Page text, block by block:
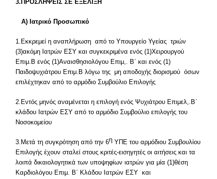
3.ΠΡΟΣΛΗΨΕΙΣ ΣΕ ΕΞΕΛΙΞΗ
Α) Ιατρικό Προσωπικό
1.Εκκρεμεί η αναπλήρωση από το Υπουργείο Υγείας τριών
(3)ακόμη Ιατρών ΕΣΥ και συγκεκριμένα ενός (1)Χειρουργού
Επιμ.Β ενός (1)Αναισθησιολόγου Επιμ,. Β΄ και ενός (1)
Παιδοψυχιάτρου Επιμ.Β λόγω της μη αποδοχής διορισμού όσων
επιλέχτηκαν από το αρμόδιο Συμβούλιο Επιλογής
2.Εντός μηνός αναμένεται η επιλογή ενός Ψυχιάτρου Επιμελ,.Β΄
κλάδου Ιατρών ΕΣΥ από το αρμόδιο Συμβούλιο επιλογής του
Νοσοκομείου
3.Μετά τη συγκρότηση από την 6η ΥΠΕ του αρμόδιου Συμβουλίου
Επιλογής έχουν σταλεί στους κριτές-εισηγητές οι αιτήσεις και τα
λοιπά δικαιολογητικά των υποψηφίων ιατρών για μία (1)θέση
Καρδιολόγου Επιμ. Β΄ Κλάδου Ιατρών ΕΣΥ και